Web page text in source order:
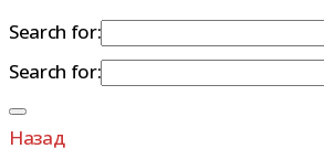
Search for:
Search for:
Перейти
к
Назад